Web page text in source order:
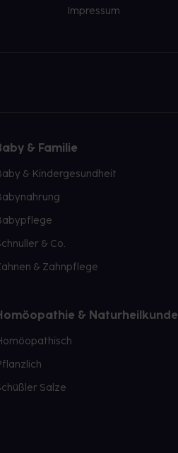
Impressum
& Familie
& Kindergesundheit
& Co.
& Zahnpflege
& Naturheilkunde
Salze